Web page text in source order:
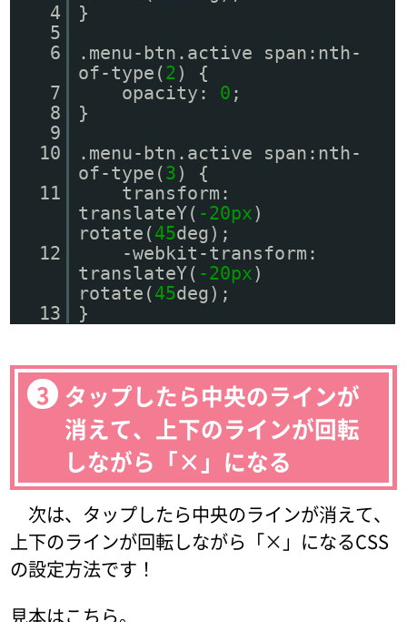
4
}
5
6
.menu-btn.active span:nth-
of-type(2) {
7
opacity: 0 ;
8
}
9
10
.menu-btn.active span:nth-
of-type(3) {
11
transform:
translateY( -20px)
rotate(45deg);
12
-webkit-transform:
translateY( -20px)
rotate(45deg);
13
}
タップしたら中央のラインが
消えて、上下のラインが回転
しながら「×」になる
次は、タップしたら中央のラインが消えて、
上下のラインが回転しながら「×」になるCSS
の設定方法です！
見本はこちら。